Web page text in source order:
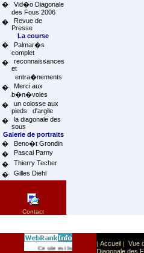
�
Vid�o Diagonale
des Fous 2006
�
Revue de
Presse
La course
�
Palmar�s
complet
�
reconnaissances
et
entra�nements
�
Merci aux
b�n�voles
�
un colosse aux
pieds d'argile
�
la diagonale des
sous
Galerie de portraits
�
Beno�t Grondin
�
Pascal Parny
�
Thierry Techer
�
Gilles Diehl
Contact
Ce site est list� dans la cat�gorie Sport:
| Accueil | Vue
Diagonale des